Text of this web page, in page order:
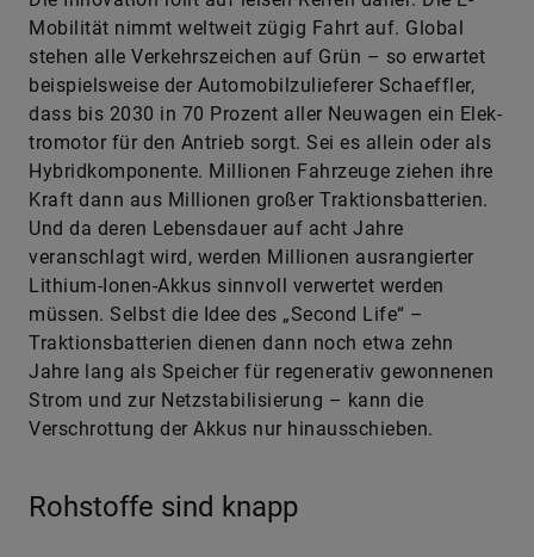
​
Mobilität nimmt weltweit zügig Fahrt auf. Global
stehen alle Verkehrszeichen auf Grün – so erwartet
beispielsweise der Automobilzulieferer Schaeffler,
dass bis 2030 in 70 Prozent aller Neuwagen ein Elek­
tromotor für den Antrieb sorgt. Sei es allein oder als
Hybridkomponente. Millionen Fahrzeuge ziehen ihre
Kraft dann aus Millionen großer Traktionsbatterien.
Und da deren Lebensdauer auf acht Jahre
veranschlagt wird, werden Millionen ausrangierter
Lithium-Ionen-Akkus sinnvoll verwertet werden
müssen. Selbst die Idee des „Second Life“ –
Traktionsbatterien dienen dann noch etwa zehn
Jahre lang als Speicher für regenerativ gewonnenen
Strom und zur Netzstabilisierung – kann die
Verschrottung der Akkus nur hinausschieben.
Rohstoffe sind knapp